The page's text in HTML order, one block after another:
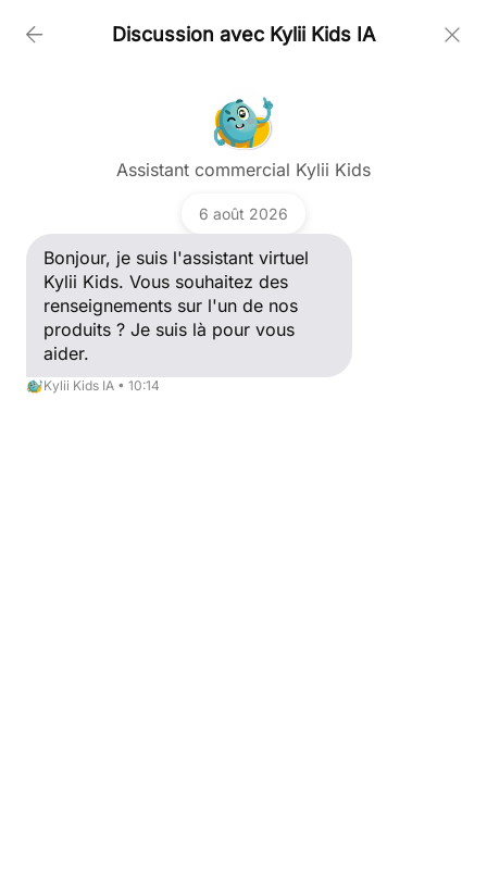
SU DI NOI
CLIENTI
NOTIZIE
Caccia al tesoro digitale
Poser une question
Bonjour, je suis l'assistant virtuel Kylii Kids. Vous
souhaitez des renseignements sur l'un de nos
Kylii Kids IA
Discussion avec Kylii Kids IA
Assistant commercial Kylii Kids
6 août 2026
Bonjour, je suis l'assistant virtuel
Kylii Kids. Vous souhaitez des
renseignements sur l'un de nos
produits ? Je suis là pour vous
aider.
Kylii Kids IA • 10:14